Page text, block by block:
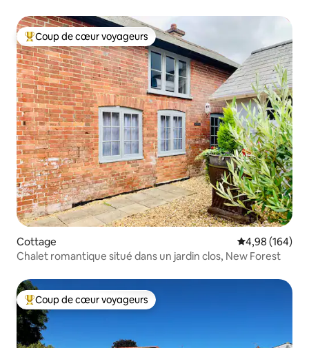
Coups de cœur voyageurs les plus appréciés
Coup de cœur voyageurs
Cottage Évaluation
4,98 (164)
Chalet romantique situé dans un jardin clos, New Forest
Coups de cœur voyageurs les plus appréciés
Coup de cœur voyageurs